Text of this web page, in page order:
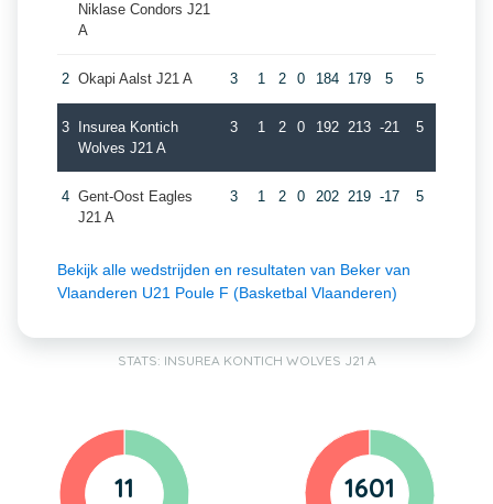
Niklase Condors J21
A
2 Okapi Aalst J21 A 3 1 2 0 184 179 5 5
3
Insurea Kontich
Wolves J21 A
3 1 2 0 192 213 -21 5
4 Gent-Oost Eagles
J21 A
3 1 2 0 202 219 -17 5
Bekijk alle wedstrijden en resultaten van Beker van
Vlaanderen U21 Poule F (Basketbal Vlaanderen)
STATS: INSUREA KONTICH WOLVES J21 A
11 1601